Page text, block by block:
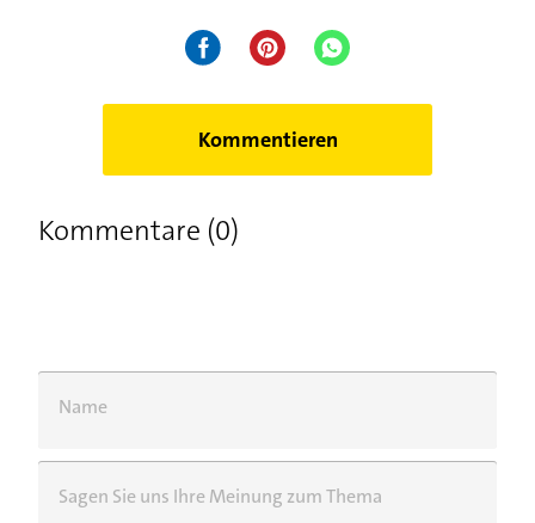
Kommentieren
Kommentare (0)
Name
Sagen Sie uns Ihre Meinung zum Thema